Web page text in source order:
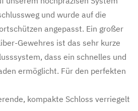
und wurde auf die
angepasst. Ein großer
Gewehres ist das sehr kurze
dass ein schnelles und
ermöglicht. Für den perfekten
kompakte Schloss verriegelt